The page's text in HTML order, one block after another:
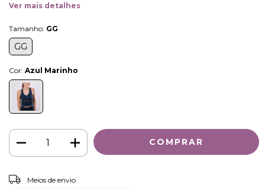
Ver mais detalhes
Tamanho: GG
GG
Cor: Azul Marinho
Entregas para o CEP:
Meios de envio